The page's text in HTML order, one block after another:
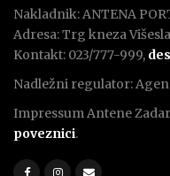
Nakladnik: ANTENA
Adresa: Trg kneza
Kontakt: 023/777-999,
Nadležni regulator:
Impressum Antene
poveznici.